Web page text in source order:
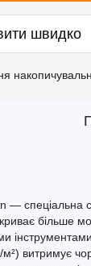
швидко
спеціальна
більше
м²) витримує